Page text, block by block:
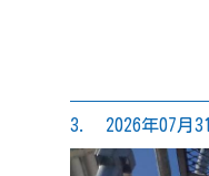
3. 2026年07月